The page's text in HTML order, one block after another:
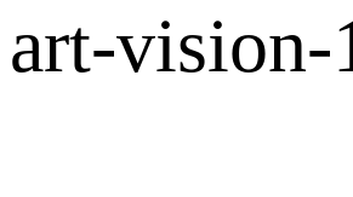
art-vision-